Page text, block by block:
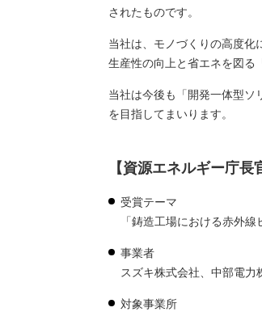
されたものです。
当社は、モノづくりの高度化
生産性の向上と省エネを図る
当社は今後も「開発一体型ソ
を目指してまいります。
【資源エネルギー庁長
受賞テーマ
「鋳造工場における赤外
事業者
スズキ株式会社、中部電
対象事業所